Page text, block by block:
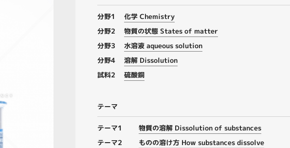
分野1
化学 Chemistry
分野2
物質の状態 States of matter
分野3
水溶液 aqueous solution
分野4
溶解 Dissolution
試料2
硫酸銅
テーマ
テーマ1
物質の溶解 Dissolution of substances
テーマ2
ものの溶け方 How substances dissolve